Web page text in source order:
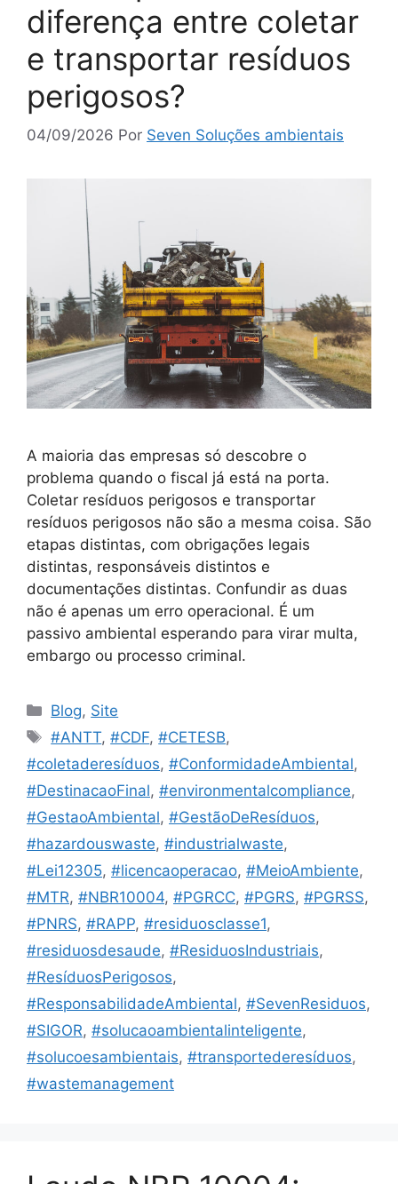
diferença entre coletar
e transportar resíduos
perigosos?
04/09/2026 Por Seven Soluções ambientais
A maioria das empresas só descobre o
problema quando o fiscal já está na porta.
Coletar resíduos perigosos e transportar
resíduos perigosos não são a mesma coisa. São
etapas distintas, com obrigações legais
distintas, responsáveis distintos e
documentações distintas. Confundir as duas
não é apenas um erro operacional. É um
passivo ambiental esperando para virar multa,
embargo ou processo criminal.
Blog, Site
#ANTT,#CDF,#CETESB,
#coletaderesíduos, #ConformidadeAmbiental,
#DestinacaoFinal, #environmentalcompliance,
#GestaoAmbiental, #GestãoDeResíduos,
#hazardouswaste, #industrialwaste,
#Lei12305, #licencaoperacao, #MeioAmbiente,
#MTR, #NBR10004, #PGRCC, #PGRS, #PGRSS,
#PNRS, #RAPP, #residuosclasse1,
#residuosdesaude, #ResiduosIndustriais,
#ResíduosPerigosos,
#ResponsabilidadeAmbiental, #SevenResiduos,
#SIGOR, #solucaoambientalinteligente,
#solucoesambientais, #transportederesíduos,
#wastemanagement